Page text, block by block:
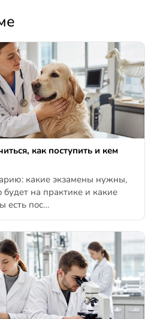
как поступить и кем
какие экзамены нужны,
будет на практике и какие
есть пос…